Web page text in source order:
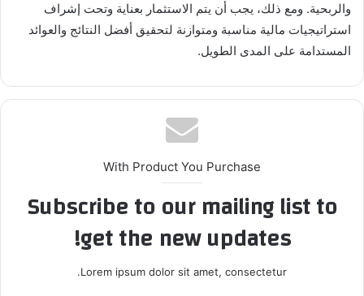
والربحية. ومع ذلك، يجب أن يتم الاستثمار بعناية وتحت إشراف
استراتيجيات مالية مناسبة ومتوازنة لتحقيق أفضل النتائج والعوائد
المستدامة على المدى الطويل.
With Product You Purchase
Subscribe to our mailing list to
get the new updates!
Lorem ipsum dolor sit amet, consectetur.